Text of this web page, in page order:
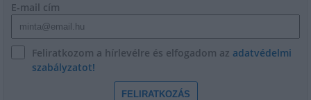
E-mail cím
Feliratkozom a hírlevélre és elfogadom az adatvédelmi
szabályzatot!
FELIRATKOZÁS